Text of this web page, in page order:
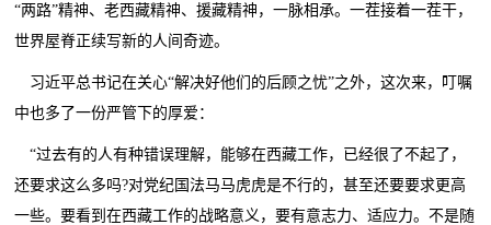
“两路”精神、老西藏精神、援藏精神，一脉相承。一茬接着一茬干，
世界屋脊正续写新的人间奇迹。
习近平总书记在关心“解决好他们的后顾之忧”之外，这次来，叮嘱
中也多了一份严管下的厚爱：
“过去有的人有种错误理解，能够在西藏工作，已经很了不起了，
还要求这么多吗?对党纪国法马马虎虎是不行的，甚至还要要求更高
一些。要看到在西藏工作的战略意义，要有意志力、适应力。不是随